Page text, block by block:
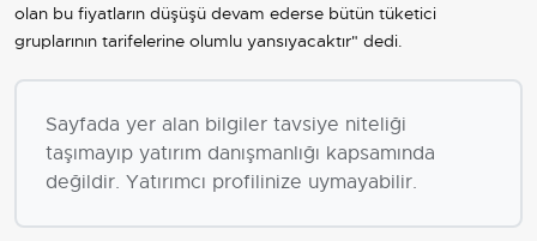
olan bu fiyatların düşüşü devam ederse bütün tüketici
gruplarının tarifelerine olumlu yansıyacaktır" dedi.
Sayfada yer alan bilgiler tavsiye niteliği
taşımayıp yatırım danışmanlığı kapsamında
değildir. Yatırımcı profilinize uymayabilir.